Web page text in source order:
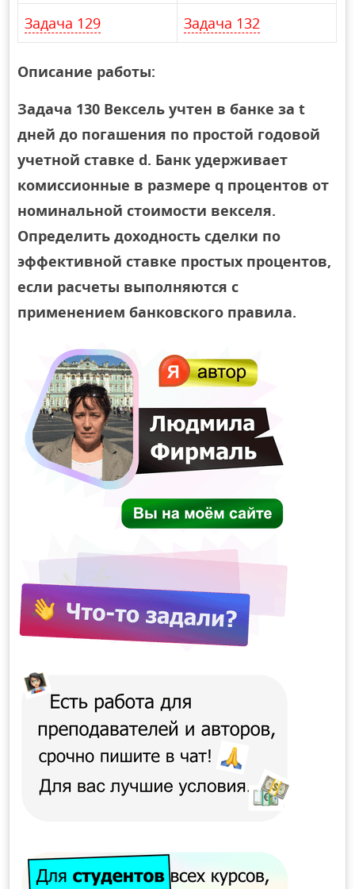
Задача 129 Задача 132
Описание работы:
Задача 130 Вексель учтен в банке за t
дней до погашения по простой годовой
учетной ставке d. Банк удерживает
комиссионные в размере q процентов от
номинальной стоимости векселя.
Определить доходность сделки по
эффективной ставке простых процентов,
если расчеты выполняются с
применением банковского правила.